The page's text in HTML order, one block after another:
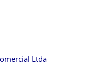
Ltda